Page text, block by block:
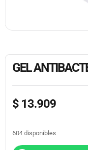
GEL
$ 13.909
604 disponibles